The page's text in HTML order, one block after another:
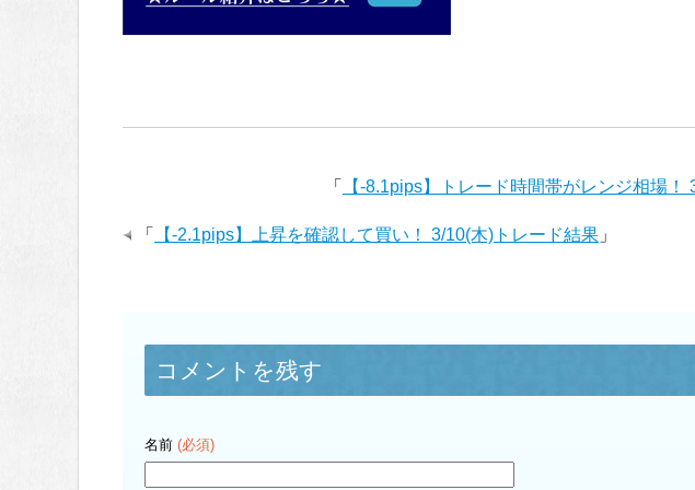
「 【-8.1pips】トレード時間帯がレンジ相場！
「 【-2.1pips】上昇を確認して買い！ 3/10(木)トレード結果 」
コメントを残す
名前 (必須)